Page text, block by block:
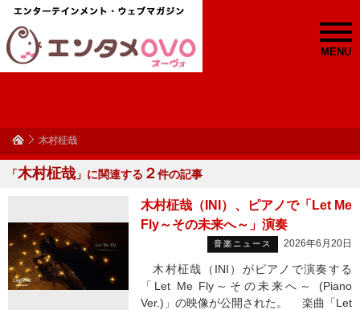
MENU
木村柾哉
「木村柾哉 」に関連する ２件の記事
木村柾哉（INI）、ピアノで「Let Me
Fly～その未来へ～」演奏
音楽ニュース 2026年6月20日
木村柾哉（INI）がピアノで演奏する
「Let Me Fly～その未来へ～ (Piano
Ver.)」の映像が公開された。 楽曲「Let